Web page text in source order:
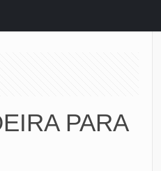
PARA